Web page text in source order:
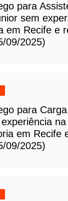
para
sem
em Recife e
09/2025)
para
em Recife
09/2025)